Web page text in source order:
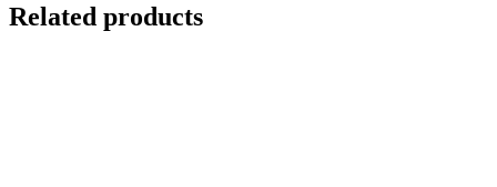
Related products